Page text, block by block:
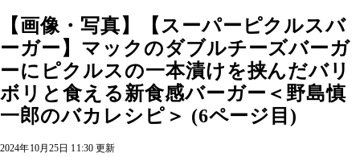
【画像・写真】【スーパーピクルスバ
ーガー】マックのダブルチーズバーガ
ーにピクルスの一本漬けを挟んだバリ
ボリと食える新食感バーガー＜野島慎
一郎のバカレシピ＞ (6ページ目)
2024年10月25日 11:30 更新